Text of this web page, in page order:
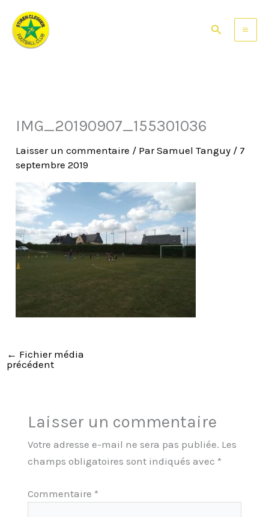
contenu
Rechercher
IMG_20190907_155301036
Laisser un commentaire / ParSamuel Tanguy / 7
septembre 2019
← Fichier média
précédent
Laisser un commentaire
Votre adresse e-mail ne sera pas publiée. Les
champs obligatoires sont indiqués avec *
Commentaire *